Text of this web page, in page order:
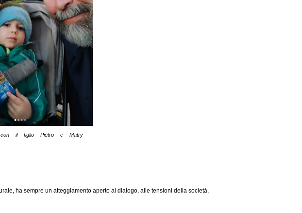
con il figlio Pietro e Matry
ha sempre un atteggiamento aperto al dialogo, alle tensioni della società,